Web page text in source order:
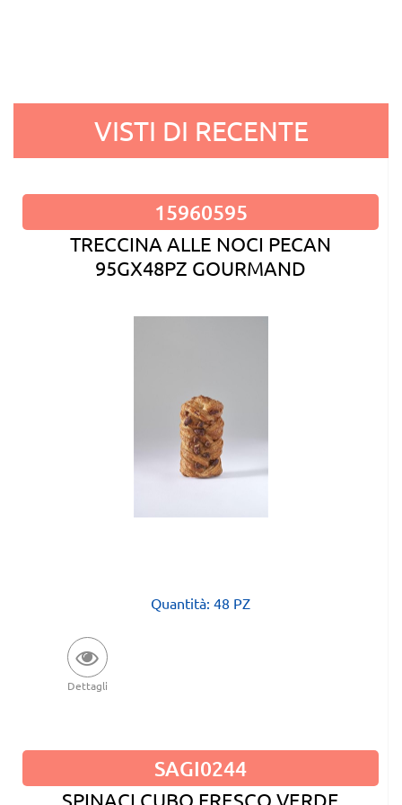
VISTI DI RECENTE
15960595
TRECCINA ALLE NOCI PECAN
95GX48PZ GOURMAND
Quantità: 48 PZ
Dettagli
SAGI0244
SPINACI CUBO FRESCO VERDE